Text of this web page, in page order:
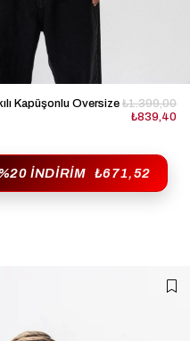
Kapüşonlu Oversize
₺839,40
₺1.399,00
İNDIRIM ₺671,52